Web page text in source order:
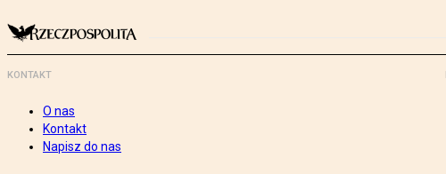
KONTAKT
O nas
Kontakt
Napisz do nas